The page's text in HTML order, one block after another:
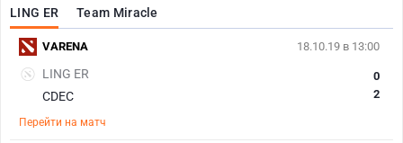
LING ER Team Miracle
18.10.19 в 13:00
LING ER
CDEC
0
2
Перейти на матч
VARENA